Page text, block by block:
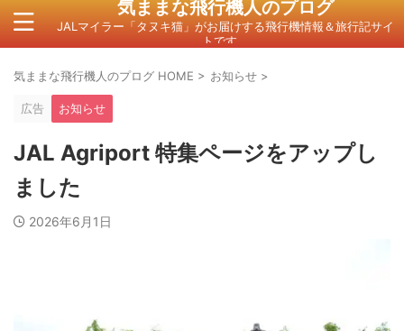
気ままな飛行機人のプログ
JALマイラー「タヌキ猫」がお届けする飛行機情報＆旅行記サイ
トです。
気ままな飛行機人のプログ HOME > お知らせ >
広告 お知らせ
JAL Agriport 特集ページをアップし
ました
2026年6月1日